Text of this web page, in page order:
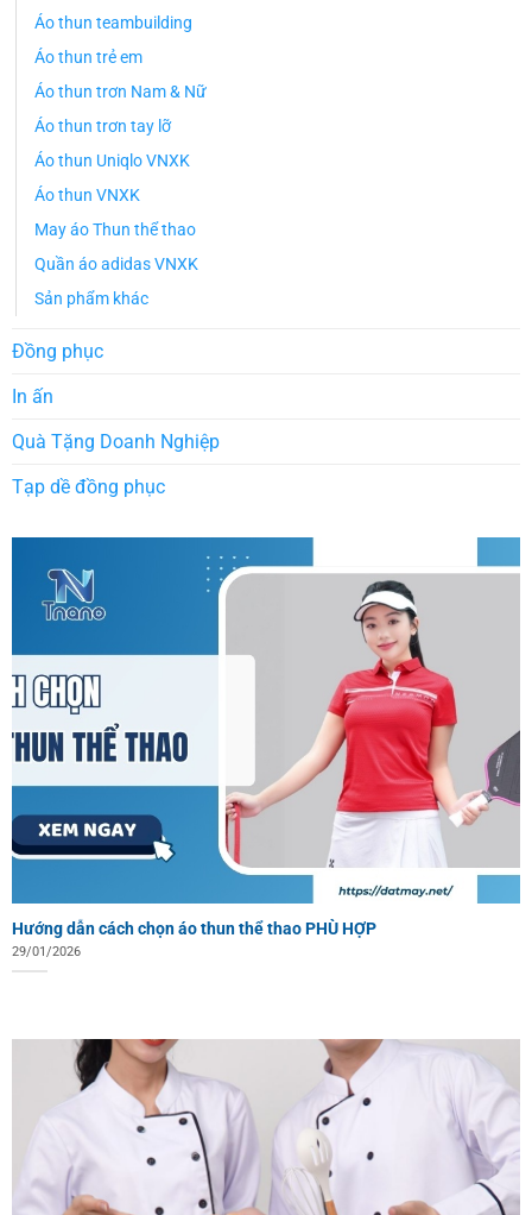
Áo thun teambuilding
Áo thun trẻ em
Áo thun trơn Nam & Nữ
Áo thun trơn tay lỡ
Áo thun Uniqlo VNXK
Áo thun VNXK
May áo Thun thể thao
Quần áo adidas VNXK
Sản phẩm khác
Đồng phục
In ấn
Quà Tặng Doanh Nghiệp
Tạp dề đồng phục
Hướng dẫn cách chọn áo thun thể thao PHÙ HỢP
29/01/2026